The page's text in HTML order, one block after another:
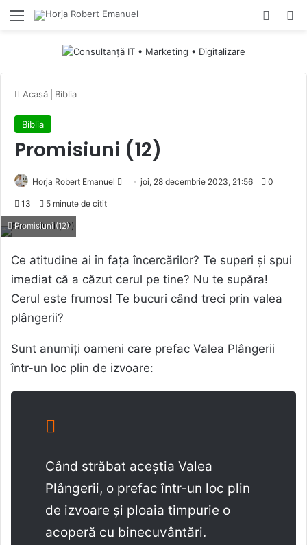
Menu
Acasă Biblia
Biblia
Promisiuni (12)
Horja Robert Emanuel
Sendjoi, 28 decembrie 2023, 21:56 0
13 5 minute de citit
Promisiuni (12)
Ce atitudine ai în fața încercărilor? Te superi și spui
imediat că a căzut cerul pe tine? Nu te supăra!
Cerul este frumos! Te bucuri când treci prin valea
plângerii?
Sunt anumiți oameni care prefac Valea Plângerii
într-un loc plin de izvoare:
Când străbat aceștia Valea
Plângerii, o prefac într-un loc plin
de izvoare și ploaia timpurie o
acoperă cu binecuvântări.